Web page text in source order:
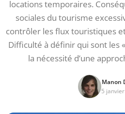
locations temporaires.
sociales du tourisme
contrôler les flux touristiques
Difficulté à définir qui sont les
la nécessité d’une
Manon
5